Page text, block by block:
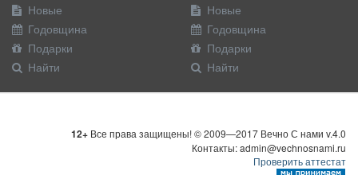
Новые
Годовщина
Подарки
Найти
Новые
Годовщина
Подарки
Найти
12+ Все права защищены! © 2009—2017 Вечно С нами v.4.0
Контакты: admin@vechnosnami.ru
Проверить аттестат